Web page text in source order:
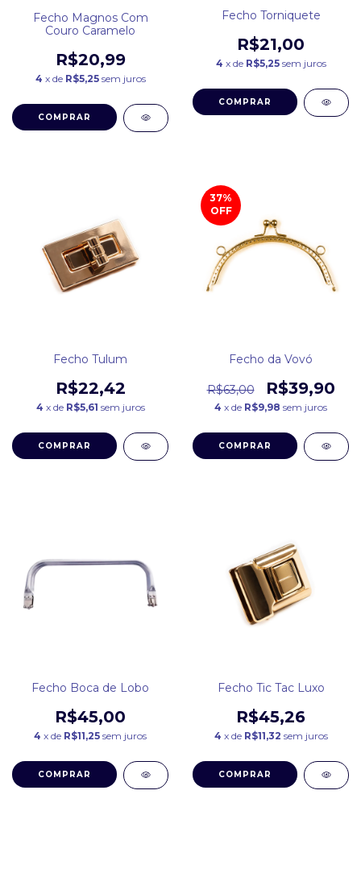
Fecho Magnos Com
Couro Caramelo
R$20,99
4 x de R$5,25 sem juros
COMPRAR
Fecho Torniquete
R$21,00
4 x de R$5,25 sem juros
COMPRAR
Fecho Tulum
R$22,42
4 x de R$5,61 sem juros
COMPRAR
37%
OFF
Fecho da Vovó
R$63,00 R$39,90
4 x de R$9,98 sem juros
COMPRAR
Fecho Boca de Lobo
R$45,00
4 x de R$11,25 sem juros
COMPRAR
Fecho Tic Tac Luxo
R$45,26
4 x de R$11,32 sem juros
COMPRAR